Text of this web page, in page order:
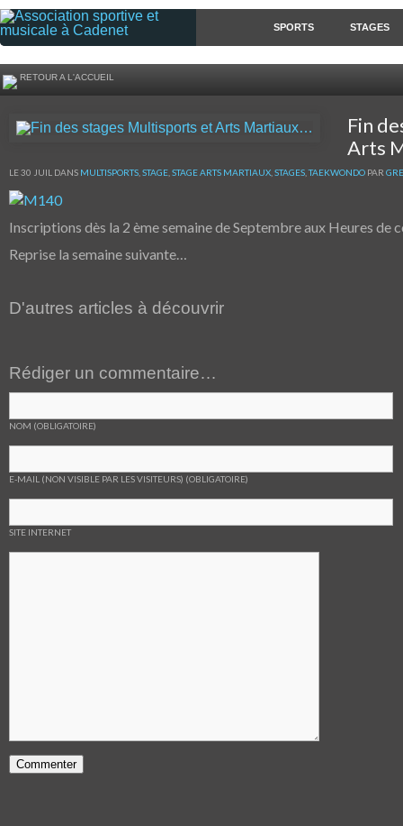
SPORTS STAGES
RETOUR A L'ACCUEIL
Fin
Arts
LE 30 JUIL DANS MULTISPORTS STAGE STAGE ARTS MARTIAUX STAGES ,TAEKWONDO PAR
Inscriptions dès la 2 ème semaine de Septembre aux Heures de
Reprise la semaine suivante…
D'autres articles à découvrir
Rédiger un commentaire…
NOM (OBLIGATOIRE)
E-MAIL (NON VISIBLE PAR LES VISITEURS) (OBLIGATOIRE)
SITE INTERNET